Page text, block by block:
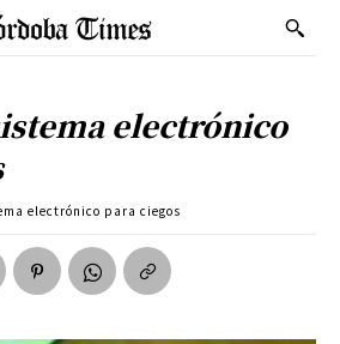
electrónico
electrónico para ciegos